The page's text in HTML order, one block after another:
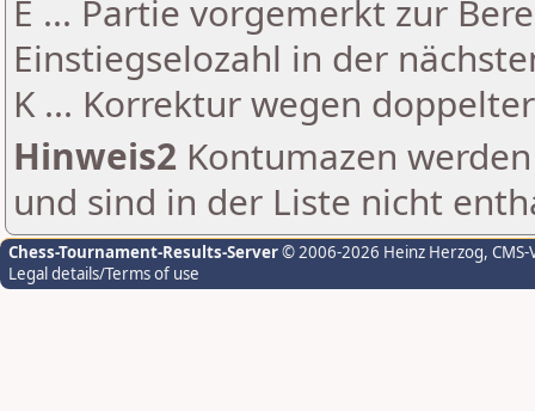
E ... Partie vorgemerkt zur
Einstiegselozahl in der
K ... Korrektur wegen
Hinweis2 Kontumazen
und sind in der Liste nicht
Chess-Tournament-Results-Server© 2006-2026 Heinz Herzog,
Legal details/Terms of use